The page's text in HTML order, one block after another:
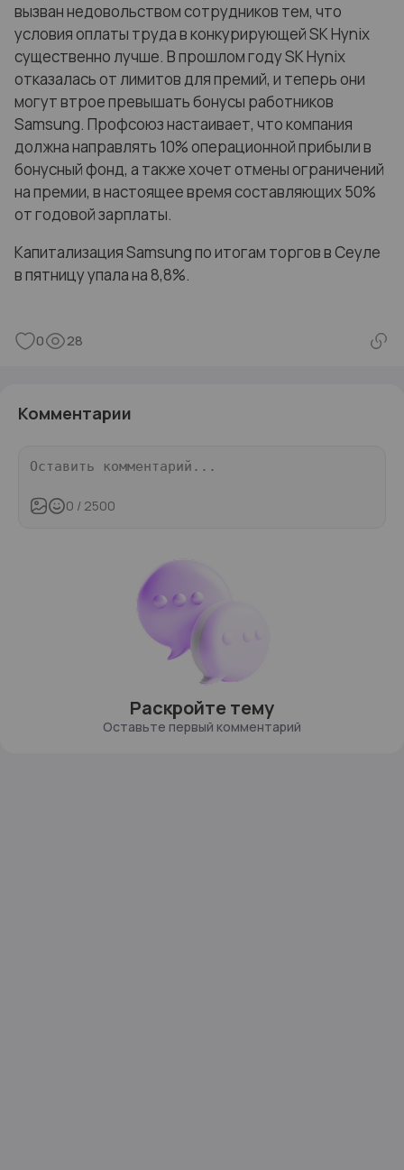
вызван недовольством сотрудников тем, что
условия оплаты труда в конкурирующей SK Hynix
существенно лучше. В прошлом году SK Hynix
отказалась от лимитов для премий, и теперь они
могут втрое превышать бонусы работников
Samsung. Профсоюз настаивает, что компания
должна направлять 10% операционной прибыли в
бонусный фонд, а также хочет отмены ограничений
на премии, в настоящее время составляющих 50%
от годовой зарплаты.
Капитализация Samsung по итогам торгов в Сеуле
в пятницу упала на 8,8%.
0 28
Комментарии
0 / 2500
Раскройте тему
Оставьте первый комментарий